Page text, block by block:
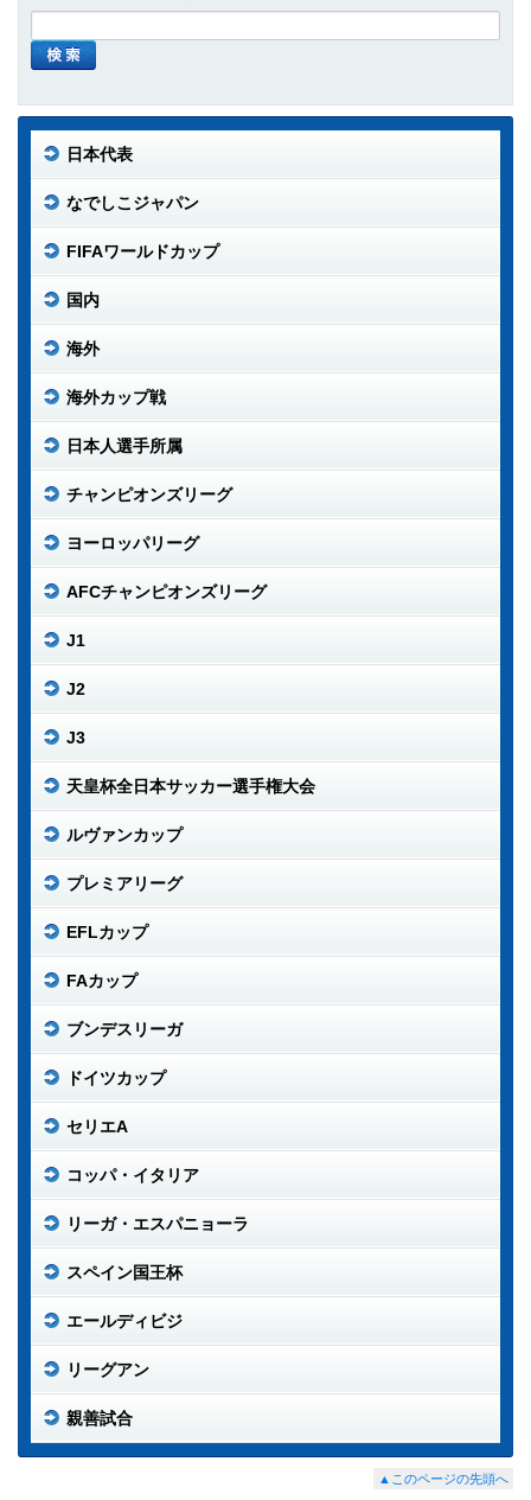
日本代表
なでしこジャパン
FIFAワールドカップ
国内
海外
海外カップ戦
日本人選手所属
チャンピオンズリーグ
ヨーロッパリーグ
AFCチャンピオンズリーグ
J1
J2
J3
天皇杯全日本サッカー選手権大会
ルヴァンカップ
プレミアリーグ
EFLカップ
FAカップ
ブンデスリーガ
ドイツカップ
セリエA
コッパ・イタリア
リーガ・エスパニョーラ
スペイン国王杯
エールディビジ
リーグアン
親善試合
▲このページの先頭へ